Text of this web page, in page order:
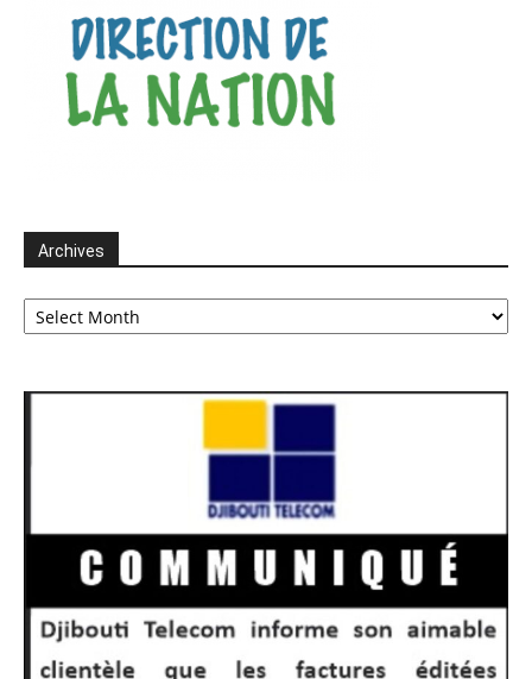
Archives
Archives